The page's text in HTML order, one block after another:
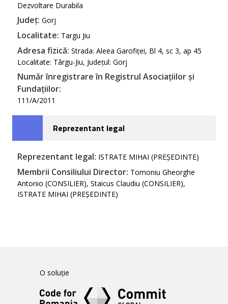
Dezvoltare Durabila
Județ: Gorj
Localitate: Targu Jiu
Adresa fizică: Strada: Aleea Garofiței, Bl 4, sc 3, ap 45
Localitate: Târgu-Jiu, Județul: Gorj
Număr înregistrare în Registrul Asociațiilor și
Fundațiilor:
111/A/2011
Reprezentant legal
Reprezentant legal: ISTRATE MIHAI (PREȘEDINTE)
Membrii Consiliului Director: Tomoniu Gheorghe
Antonio (CONSILIER), Staicus Claudiu (CONSILIER),
ISTRATE MIHAI (PREȘEDINTE)
O soluție